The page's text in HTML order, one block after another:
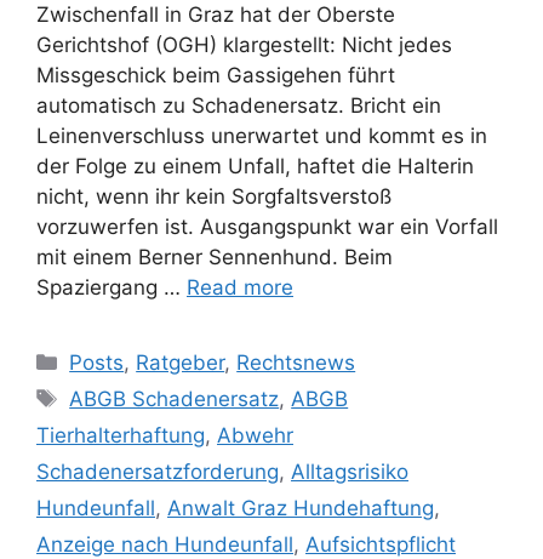
Zwischenfall in Graz hat der Oberste
Gerichtshof (OGH) klargestellt: Nicht jedes
Missgeschick beim Gassigehen führt
automatisch zu Schadenersatz. Bricht ein
Leinenverschluss unerwartet und kommt es in
der Folge zu einem Unfall, haftet die Halterin
nicht, wenn ihr kein Sorgfaltsverstoß
vorzuwerfen ist. Ausgangspunkt war ein Vorfall
mit einem Berner Sennenhund. Beim
Spaziergang … Read more
Posts, Ratgeber, Rechtsnews
ABGB Schadenersatz,ABGB
Tierhalterhaftung, Abwehr
Schadenersatzforderung, Alltagsrisiko
Hundeunfall, Anwalt Graz Hundehaftung,
Anzeige nach Hundeunfall, Aufsichtspflicht